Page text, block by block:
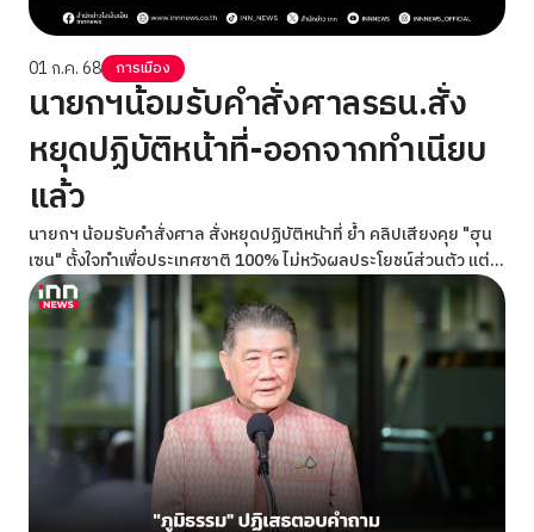
01 ก.ค. 68 การเมือง
นายกฯน้อมรับคำสั่งศาลรธน.สั่ง
หยุดปฏิบัติหน้าที่-ออกจากทำเนียบ
แล้ว
นายกฯ น้อมรับคำสั่งศาล สั่งหยุดปฏิบัติหน้าที่ ย้ำ คลิปเสียงคุย "ฮุน
เซน" ตั้งใจทำเพื่อประเทศชาติ 100% ไม่หวังผลประโยชน์ส่วนตัว แต่
วิธีการอาจไม่ถูกต้อง-ไม่ถูกใจใครหลายคน พร้อมขอโทษพี่น้องคน
ประชาชนที่ทำให้โกรธเคือง